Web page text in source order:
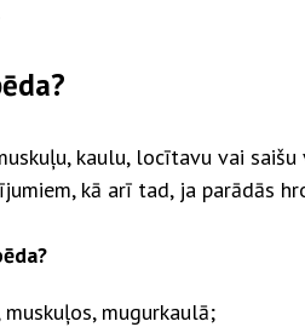
kaulu, locītavu vai
kā arī tad, ja parādās
mugurkaulā;